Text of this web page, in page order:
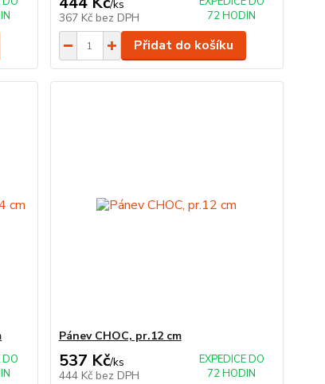
/ks
367 Kč bez DPH
72 HODIN
Přidat do košíku
DO
Pánev CHOC, pr.12 cm
537 Kč/ks
444 Kč bez DPH
EXPEDICE DO
72 HODIN